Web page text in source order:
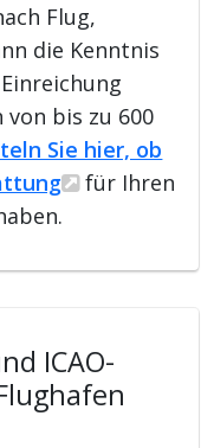
Flug,
die Kenntnis
bis zu 600
Sie hier, ob
für Ihren
ICAO-